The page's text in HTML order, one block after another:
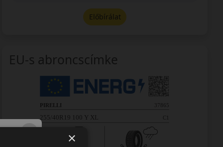
Előbírálat
EU-s abroncscímke
×